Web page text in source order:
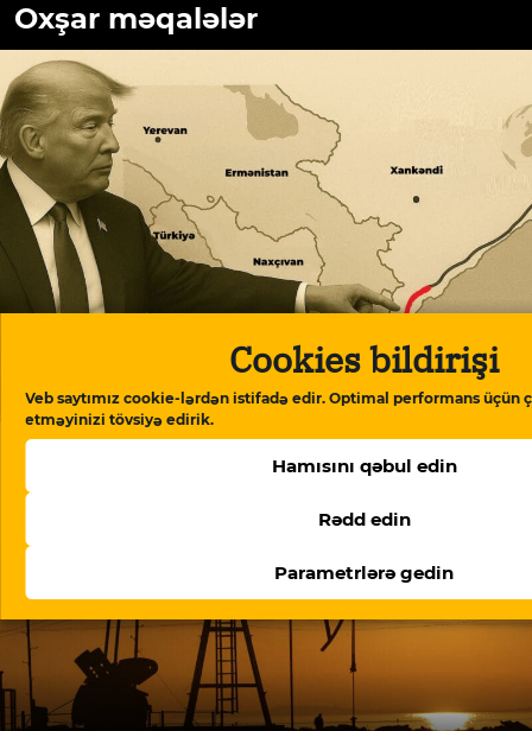
Cookies bildirişi
Veb saytımız cookie-lərdən istifadə edir. Optimal performans üçün
etməyinizi tövsiyə edirik.
Hamısını qəbul edin
Rədd edin
Parametrlərə gedin
Oxşar məqalələr
ABŞ-nin TRIPP+ fondunun rəhbəri Ermənistanda
danışıqlar aparır: müzakirələrin detalları